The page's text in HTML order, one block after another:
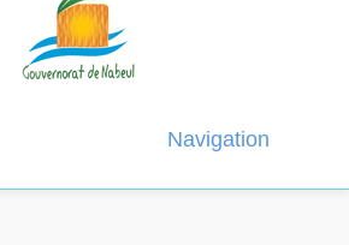
Navigation